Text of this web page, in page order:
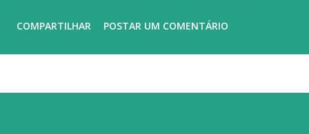
carioca Flávia Saraiva arrebatou o público do Ginásio Nilson
COMPARTILHAR POSTAR UM COMENTÁRIO